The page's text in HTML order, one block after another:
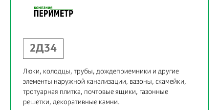
2Д34
Люки, колодцы, трубы, дождеприемники и другие
элементы наружной канализации, вазоны, скамейки,
тротуарная плитка, почтовые ящики, газонные
решетки, декоративные камни.